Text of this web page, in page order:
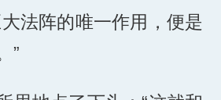
法阵的唯一作用，便是
”